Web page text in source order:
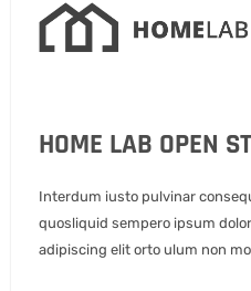
HOME LAB OPEN
Interdum iusto pulvinar
quosliquid sempero ipsum
adipiscing elit orto ulum non